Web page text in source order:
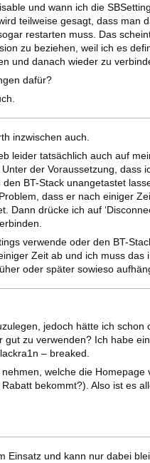
und wann ich die
teilweise gesagt, dass man
restarten muss. Das
zu beziehen, weil ich es
und danach wieder zu
dafür?
inzwischen auch.
leider tatsächlich auch auf
der Voraussetzung, dass
BT-Stack unangetastet
dass er nach einiger
Dann drücke ich auf
verwende oder den BT-
Zeit ab und ich muss das
oder später sowieso
jedoch hätte ich schon
gut zu verwenden? Ich habe
– breaked.
welche die Homepage
bekommt?). Also ist es
Einsatz und kann nur dabei